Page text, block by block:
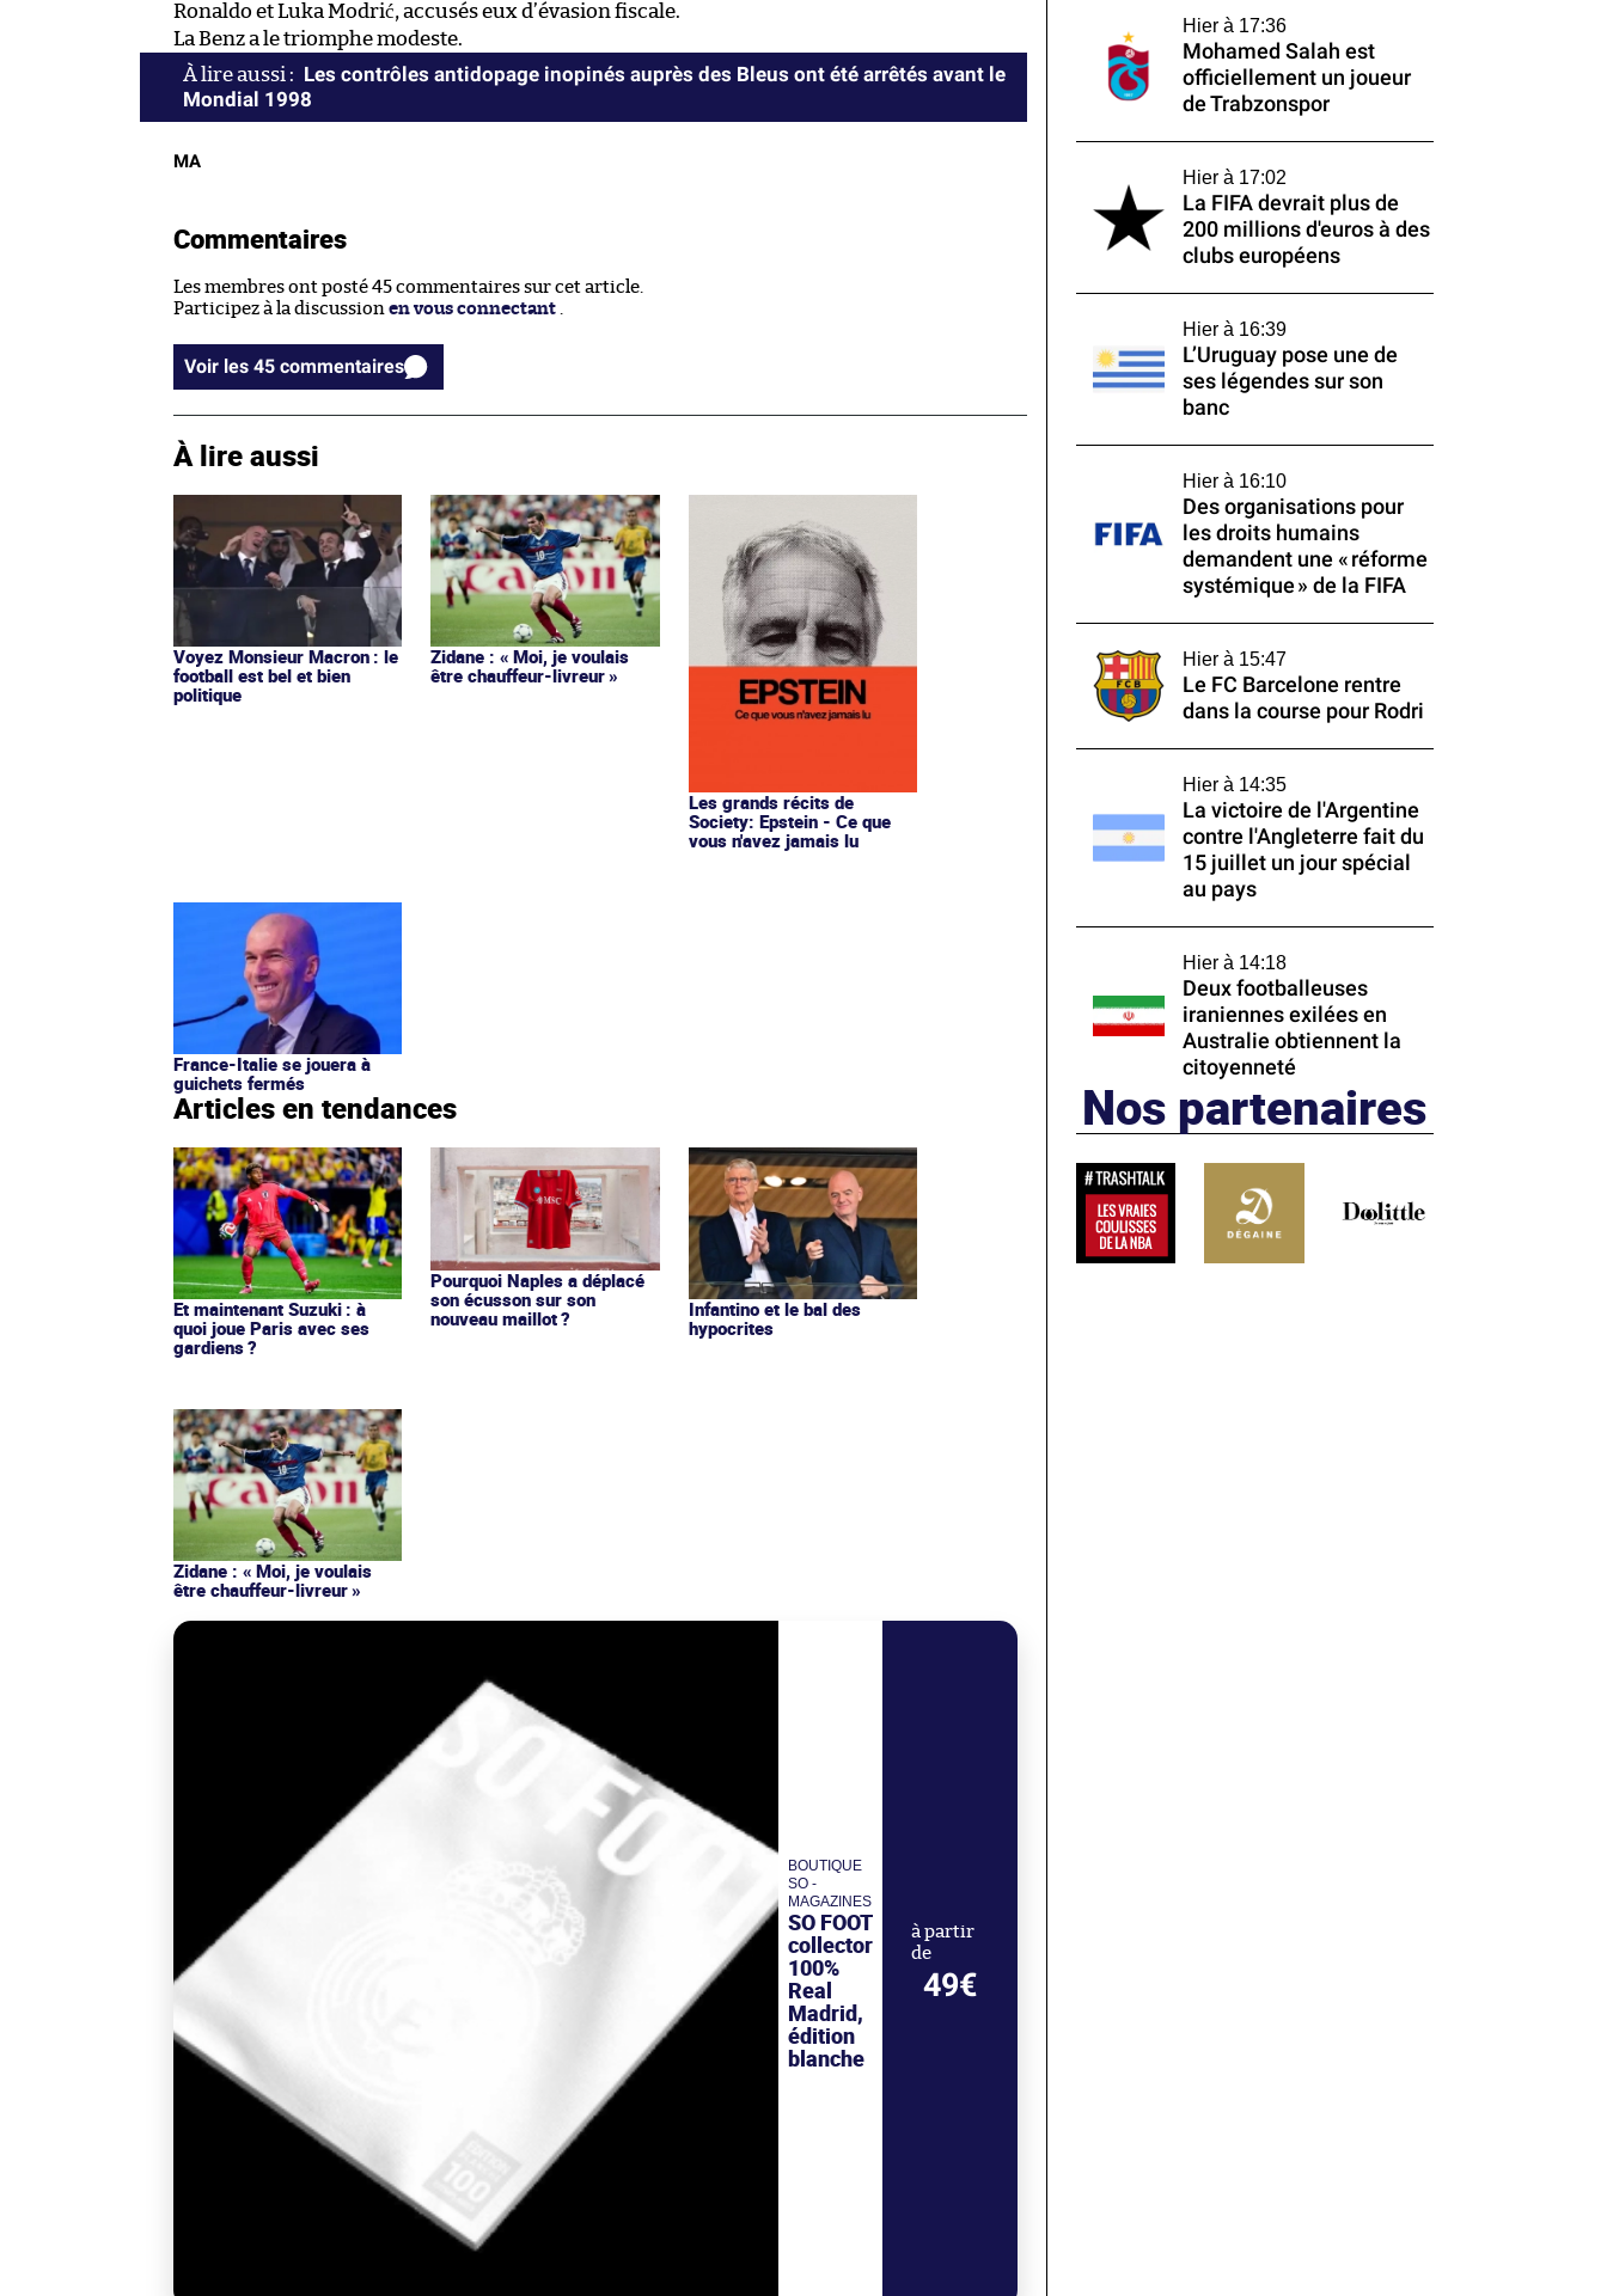
Ronaldo et Luka Modrić, accusés eux d’évasion fiscale.
La Benz a le triomphe modeste.
Les contrôles antidopage inopinés auprès des Bleus ont été arrêtés avant le
Mondial 1998
MA
Commentaires
Les membres ont posté 45 commentaires sur cet article.
Participez à la discussion en vous connectant .
Voir les 45 commentaires
À lire aussi
Voyez Monsieur Macron : le
football est bel et bien
politique
Zidane : « Moi, je voulais
être chauffeur-livreur »
Les grands récits de
Society: Epstein - Ce que
vous n'avez jamais lu
France-Italie se jouera à
guichets fermés
Articles en tendances
Et maintenant Suzuki : à
quoi joue Paris avec ses
gardiens ?
Pourquoi Naples a déplacé
son écusson sur son
nouveau maillot ?
Infantino et le bal des
hypocrites
Zidane : « Moi, je voulais
être chauffeur-livreur »
BOUTIQUE
SO -
MAGAZINES
SO FOOT
collector
100%
Real
Madrid,
édition
blanche
à partir
de
49€
Hier à 17:36
Mohamed Salah est
officiellement un joueur
de Trabzonspor
Hier à 17:02
La FIFA devrait plus de
200 millions d'euros à des
clubs européens
Hier à 16:39
L’Uruguay pose une de
ses légendes sur son
banc
Hier à 16:10
Des organisations pour
les droits humains
demandent une « réforme
systémique » de la FIFA
Hier à 15:47
Le FC Barcelone rentre
dans la course pour Rodri
Hier à 14:35
La victoire de l'Argentine
contre l'Angleterre fait du
15 juillet un jour spécial
au pays
Hier à 14:18
Deux footballeuses
iraniennes exilées en
Australie obtiennent la
citoyenneté
Nos partenaires